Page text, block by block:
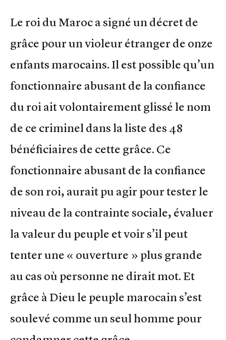
Le roi du Maroc a signé un décret de
grâce pour un violeur étranger de onze
enfants marocains. Il est possible qu’un
fonctionnaire abusant de la confiance
du roi ait volontairement glissé le nom
de ce criminel dans la liste des 48
bénéficiaires de cette grâce. Ce
fonctionnaire abusant de la confiance
de son roi, aurait pu agir pour tester le
niveau de la contrainte sociale, évaluer
la valeur du peuple et voir s’il peut
tenter une « ouverture » plus grande
au cas où personne ne dirait mot. Et
grâce à Dieu le peuple marocain s’est
soulevé comme un seul homme pour